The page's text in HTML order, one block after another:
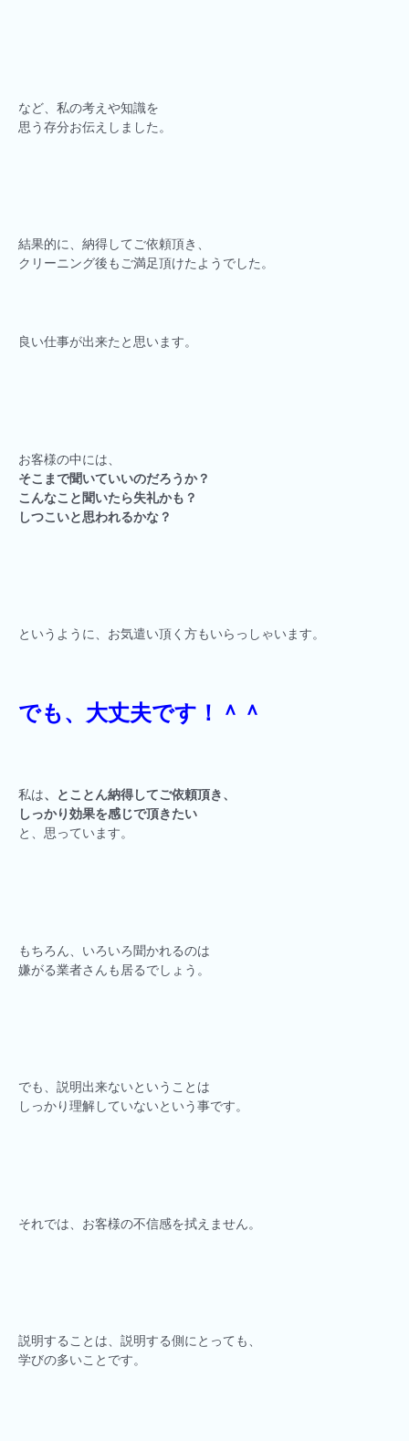
など、私の考えや知識を
思う存分お伝えしました。
結果的に、納得してご依頼頂き、
クリーニング後もご満足頂けたようでした。
良い仕事が出来たと思います。
お客様の中には、
そこまで聞いていいのだろうか？
こんなこと聞いたら失礼かも？
しつこいと思われるかな？
というように、お気遣い頂く方もいらっしゃいます。
でも、大丈夫です！＾＾
私は、とことん納得してご依頼頂き、
しっかり効果を感じで頂きたい
と、思っています。
もちろん、いろいろ聞かれるのは
嫌がる業者さんも居るでしょう。
でも、説明出来ないということは
しっかり理解していないという事です。
それでは、お客様の不信感を拭えません。
説明することは、説明する側にとっても、
学びの多いことです。